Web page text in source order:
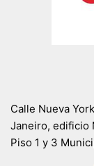
Calle Nueva
Janeiro, edificio
Piso 1 y 3